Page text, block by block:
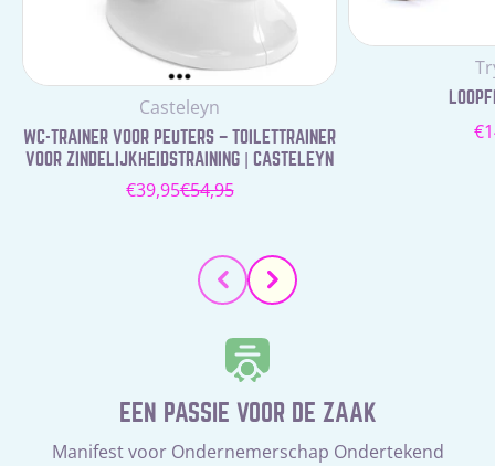
Leverancier:
Casteleyn
WC-TRAINER VOOR PEUTERS – TOILETTRAINER
VOOR ZINDELIJKHEIDSTRAINING | CASTELEYN
Verkoopprijs
€39,95Normale
€54,95
EEN PASSIE VOOR DE ZAAK
Manifest voor Ondernemerschap Ondertekend